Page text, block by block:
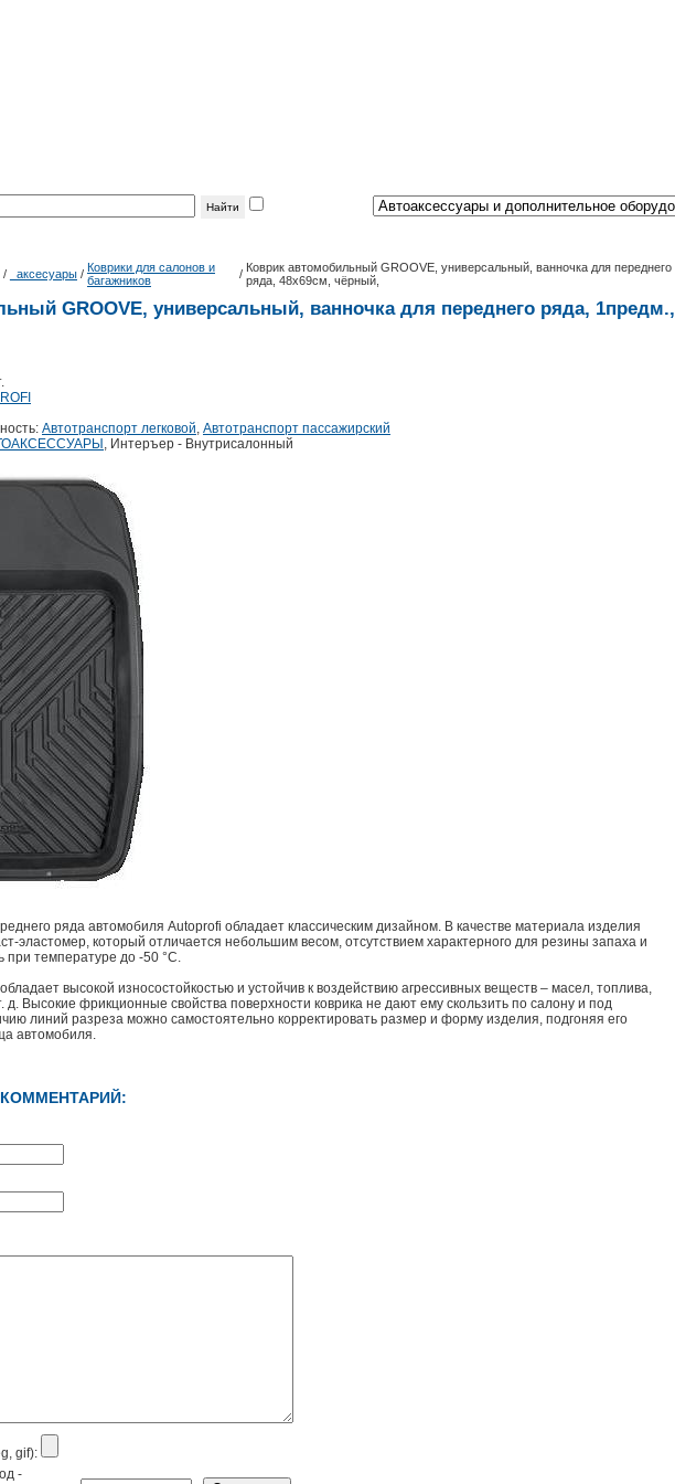
/ _аксесуары / Коврики для салонов и
багажников
/ Коврик автомобильный GROOVE, универсальный, ванночка для переднего
ряда, 48х69см, чёрный,
GROOVE, универсальный, ванночка для переднего ряда, 1предм.,
Автотранспорт легковой, Автотранспорт пассажирский
, Интеръер - Внутрисалонный
ряда автомобиля Autoprofi обладает классическим дизайном. В качестве материала изделия
эластомер, который отличается небольшим весом, отсутствием характерного для резины запаха и
при температуре до -50 °С.
высокой износостойкостью и устойчив к воздействию агрессивных веществ – масел, топлива,
д. Высокие фрикционные свойства поверхности коврика не дают ему скользить по салону и под
линий разреза можно самостоятельно корректировать размер и форму изделия, подгоняя его
автомобиля.
gif):